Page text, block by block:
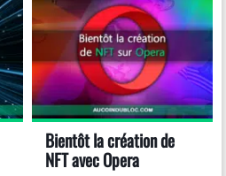
Bientôt la création de
NFT avec Opera